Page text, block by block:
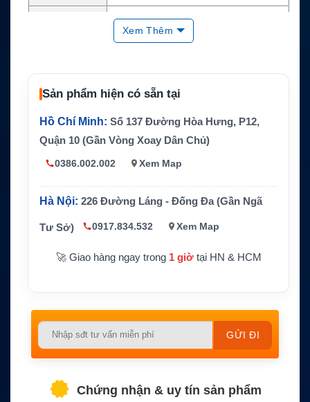
Beam IsatDock và Beam Terra
hính
Ứng dụng
ệ tinh Beam
Xem Thêm
Sản phẩm hiện có sẵn tại
Hồ Chí Minh: Số 137 Đường Hòa Hưng, P12,
Quận 10 (Gần Vòng Xoay Dân Chủ)
0386.002.002 Xem Map
Hà Nội: 226 Đường Láng - Đống Đa (Gần Ngã
Tư Sở) 0917.834.532 Xem Map
🚀 Giao hàng ngay trong 1 giờtại HN & HCM
Please
empty.
Chứng nhận & uy tín sản phẩm